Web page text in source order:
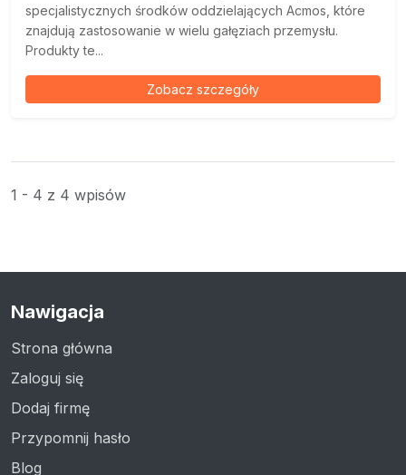
specjalistycznych środków oddzielających Acmos, które
znajdują zastosowanie w wielu gałęziach przemysłu.
Produkty te...
Zobacz szczegóły
1 - 4 z 4 wpisów
Nawigacja
Strona główna
Zaloguj się
Dodaj firmę
Przypomnij hasło
Blog